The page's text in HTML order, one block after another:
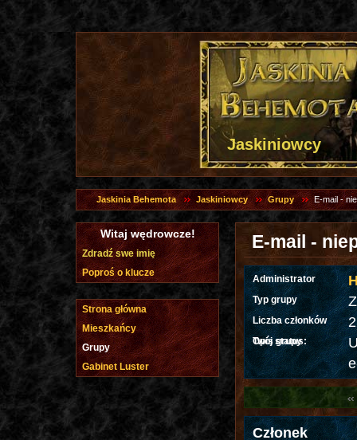
Jaskiniowcy
Jaskinia Behemota Jaskiniowcy Grupy E-mail -
E-mail -
Administrator
Typ grupy
Liczba członków
Twój status:
Opis grupy
Członek
Witaj wędrowcze!
Zdradź swe imię
Poproś o klucze
Strona główna
Mieszkańcy
Grupy
Gabinet Luster